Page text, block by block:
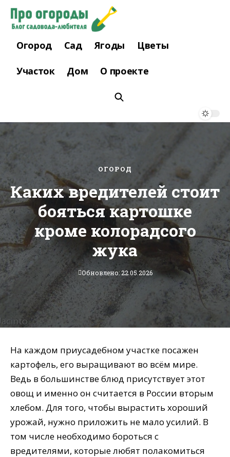
Огород Сад Ягоды Цветы
Участок Дом О проекте
ОГОРОД
Каких вредителей стоит
бояться картошке
кроме колорадсого
жука
Обновлено: 22.05.2026
На каждом приусадебном участке посажен
картофель, его выращивают во всём мире.
Ведь в большинстве блюд присутствует этот
овощ и именно он считается в России вторым
хлебом. Для того, чтобы вырастить хороший
урожай, нужно приложить не мало усилий. В
том числе необходимо бороться с
вредителями, которые любят полакомиться